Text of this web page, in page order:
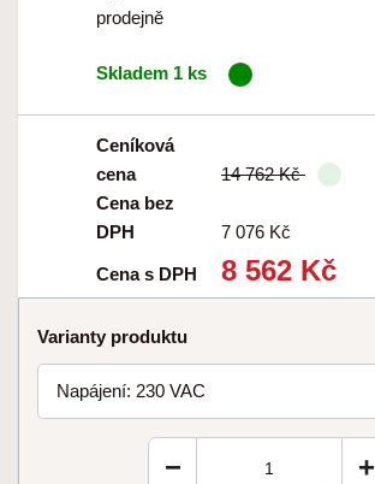
prodejně
Skladem 1 ks
Ceníková
cena
14 762 Kč
Cena bez
DPH
7 076 Kč
Cena s DPH 8 562 Kč
Varianty produktu
Napájení: 230 VAC
+
−